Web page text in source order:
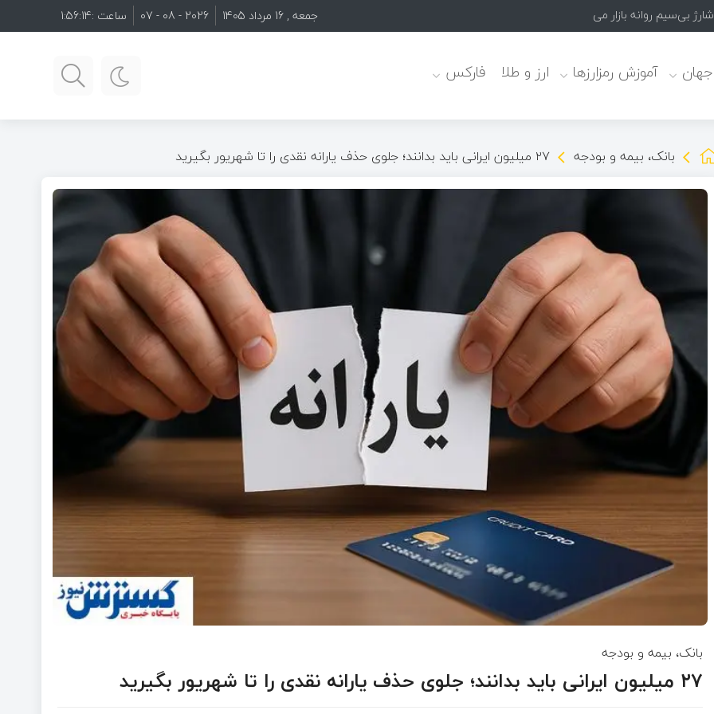
جمعه , 16 مرداد 1405 2026 - 08 - 07 ساعت :1:56:15
جهان آموزش رمزارزها ارز و طلا فارکس
بانک، بیمه و بودجه ۲۷ میلیون ایرانی باید بدانند؛ جلوی حذف یارانه نقدی را تا شهریور بگیرید
بانک، بیمه و بودجه
۲۷ میلیون ایرانی باید بدانند؛ جلوی حذف یارانه نقدی را تا شهریور بگیرید